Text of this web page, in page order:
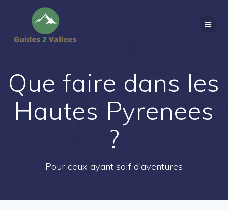
Que faire dans les
Hautes Pyrenees
?
Pour ceux ayant soif d'aventures